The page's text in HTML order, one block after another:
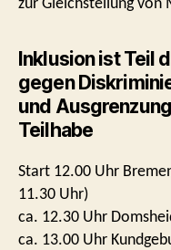
zur Gleichstellung von
Inklusion ist Teil
gegen
und
Teilhabe
Start 12.00 Uhr
11.30 Uhr)
ca. 12.30 Uhr
ca. 13.00 Uhr